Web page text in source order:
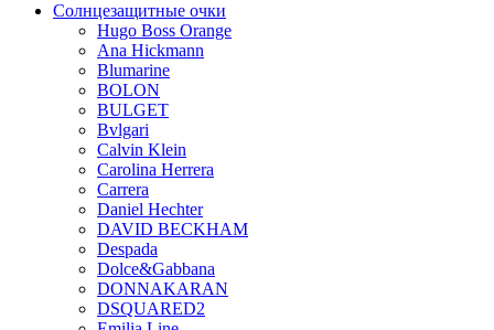
Солнцезащитные очки
Hugo Boss Orange
Ana Hickmann
Blumarine
BOLON
BULGET
Bvlgari
Calvin Klein
Carolina Herrera
Carrera
Daniel Hechter
DAVID BECKHAM
Despada
Dolce&Gabbana
DONNAKARAN
DSQUARED2